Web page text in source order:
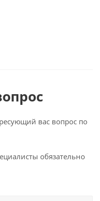
вас вопрос по
обязательно